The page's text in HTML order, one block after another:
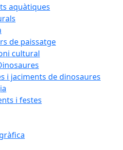
aquàtiques
de paissatge
cultural
i jaciments de dinosaures
i festes